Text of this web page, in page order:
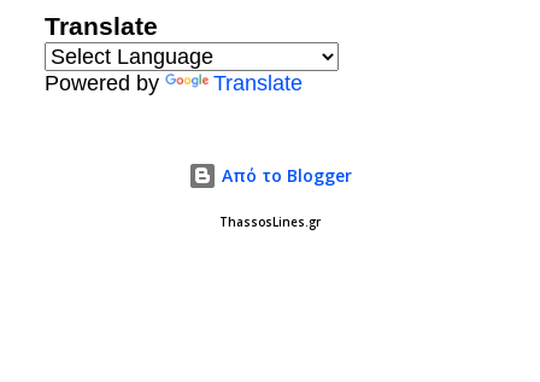
Translate
Powered by Translate
Από το Blogger
ThassosLines.gr